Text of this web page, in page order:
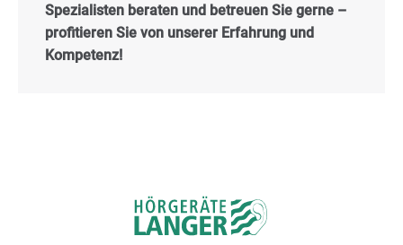
Spezialisten beraten und betreuen Sie gerne –
profitieren Sie von unserer Erfahrung und
Kompetenz!